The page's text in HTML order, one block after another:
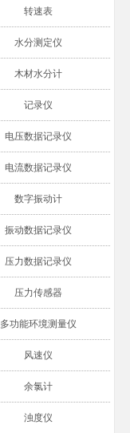
转速表
水分测定仪
木材水分计
记录仪
电压数据记录仪
电流数据记录仪
数字振动计
振动数据记录仪
压力数据记录仪
压力传感器
多功能环境测量仪
风速仪
余氯计
浊度仪